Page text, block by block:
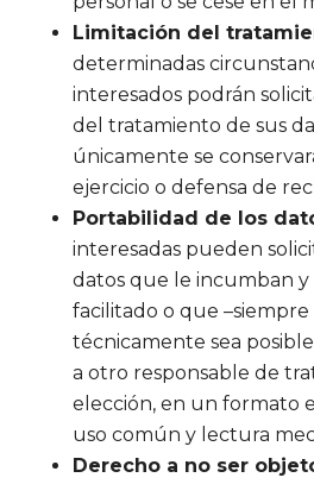
Limitación del
determinadas
interesados podrán
del tratamiento de sus
únicamente se
ejercicio o defensa de
Portabilidad de los
interesadas pueden
datos que le incumban y
facilitado o que
técnicamente sea
a otro responsable de
elección, en un formato
uso común y lectura
Derecho a no ser